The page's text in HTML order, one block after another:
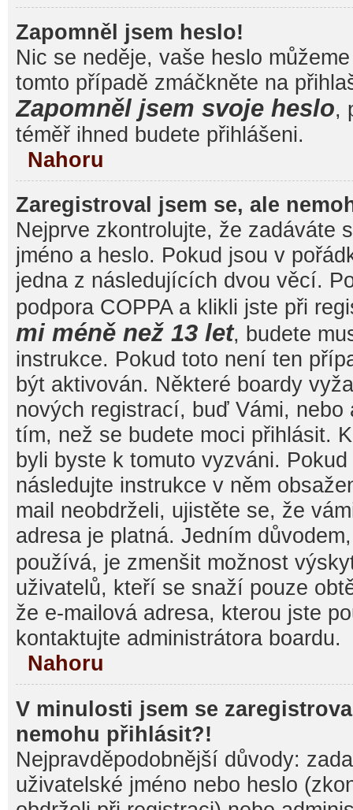
Zapomněl jsem heslo!
Nic se neděje, vaše heslo
tomto případě zmáčkněte na
Zapomněl jsem svoje heslo,
téměř ihned budete přihlášeni.
Nahoru
Zaregistroval jsem se, ale
Nejprve zkontrolujte, že zadáváte
jméno a heslo. Pokud jsou v
jedna z následujících dvou věcí.
podpora COPPA a klikli jste při
mi méně než 13 let, budete
instrukce. Pokud toto není ten
být aktivován. Některé boardy
nových registrací, buď Vámi, nebo
tím, než se budete moci přihlásit.
byli byste k tomuto vyzváni.
následujte instrukce v něm
mail neobdrželi, ujistěte se, že
adresa je platná. Jedním
používá, je zmenšit možnost
uživatelů, kteří se snaží pouze
že e-mailová adresa, kterou jste
kontaktujte administrátora boardu.
Nahoru
V minulosti jsem se
nemohu přihlásit?!
Nejpravděpodobnější důvody:
uživatelské jméno nebo heslo